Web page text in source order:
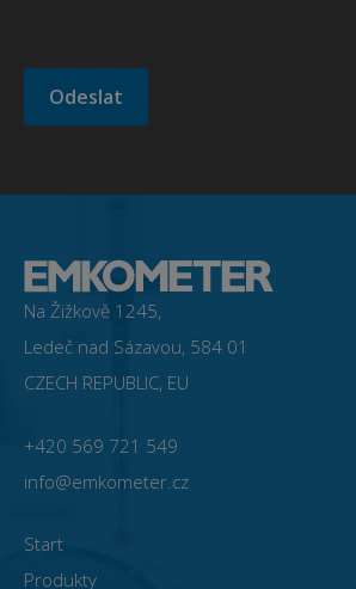
Na Žižkově 1245,
Ledeč nad Sázavou, 584 01
CZECH REPUBLIC, EU
+420 569 721 549
info@emkometer.cz
Start
Produkty